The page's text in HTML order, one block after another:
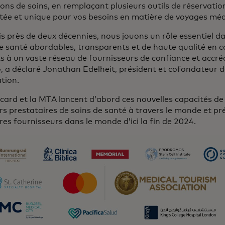
de soins, en remplaçant plusieurs outils de
et unique pour vos besoins en matière de voyages
près de deux décennies, nous jouons un rôle essentiel
santé abordables, transparents et de haute qualité en
à un vaste réseau de fournisseurs de confiance et
a déclaré Jonathan Edelheit, président et cofondateur
et la MTA lancent d’abord ces nouvelles capacités
prestataires de soins de santé à travers le monde et
fournisseurs dans le monde d’ici la fin de 2024.